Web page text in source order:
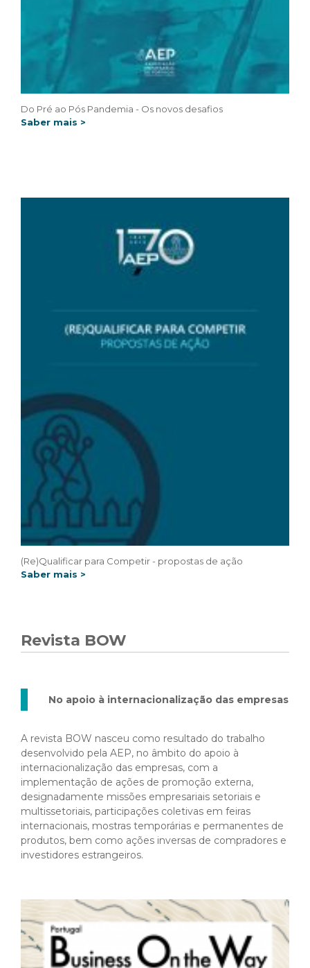
Do Pré ao Pós Pandemia - Os novos desafios
Saber mais >
(Re)Qualificar para Competir - propostas de ação
Saber mais >
Revista BOW
No apoio à internacionalização das empresas
A revista BOW nasceu como resultado do trabalho
desenvolvido pela AEP, no âmbito do apoio à
internacionalização das empresas, com a
implementação de ações de promoção externa,
designadamente missões empresariais setoriais e
multissetoriais, participações coletivas em feiras
internacionais, mostras temporárias e permanentes de
produtos, bem como ações inversas de compradores e
investidores estrangeiros.